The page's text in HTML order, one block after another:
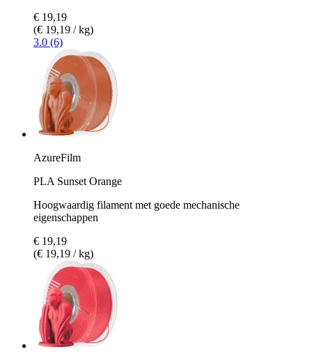
€ 19,19
(€ 19,19 / kg)
3.0 (6)
AzureFilm
PLA Sunset Orange
Hoogwaardig filament met goede mechanische
eigenschappen
€ 19,19
(€ 19,19 / kg)